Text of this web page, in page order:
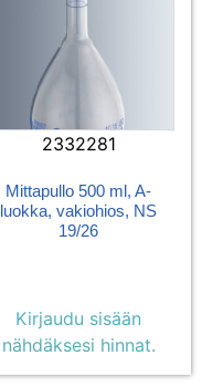
2332281
Mittapullo 500 ml, A-
luokka, vakiohios, NS
19/26
Kirjaudu sisään
nähdäksesi hinnat.